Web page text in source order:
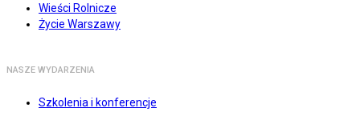
Wieści Rolnicze
Życie Warszawy
NASZE WYDARZENIA
Szkolenia i konferencje